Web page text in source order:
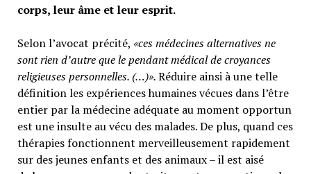
corps, leur âme et leur esprit.
Selon l’avocat précité, «ces médecines alternatives ne
sont rien d’autre que le pendant médical de croyances
religieuses personnelles. (…)».Réduire ainsi à une telle
définition les expériences humaines vécues dans l’être
entier par la médecine adéquate au moment opportun
est une insulte au vécu des malades. De plus, quand ces
thérapies fonctionnent merveilleusement rapidement
sur des jeunes enfants et des animaux – il est aisé